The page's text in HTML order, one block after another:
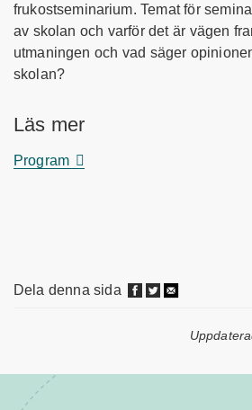
frukostseminarium. Temat för
av skolan och varför det är vägen
utmaningen och vad säger
skolan?
Läs mer
Program
Dela denna sida